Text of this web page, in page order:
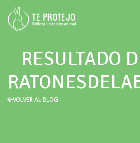
RESULTADO
VOLVER AL BLOG